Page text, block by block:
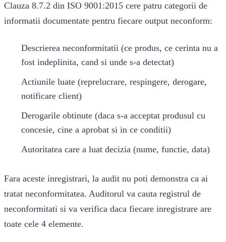
Clauza 8.7.2 din ISO 9001:2015 cere patru categorii de
informatii documentate pentru fiecare output neconform:
Descrierea neconformitatii (ce produs, ce cerinta nu a
fost indeplinita, cand si unde s-a detectat)
Actiunile luate (reprelucrare, respingere, derogare,
notificare client)
Derogarile obtinute (daca s-a acceptat produsul cu
concesie, cine a aprobat si in ce conditii)
Autoritatea care a luat decizia (nume, functie, data)
Fara aceste inregistrari, la audit nu poti demonstra ca ai
tratat neconformitatea. Auditorul va cauta registrul de
neconformitati si va verifica daca fiecare inregistrare are
toate cele 4 elemente.